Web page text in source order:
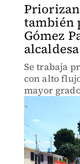
también
Gómez
alcaldesa
Se trabaja
con alto
mayor